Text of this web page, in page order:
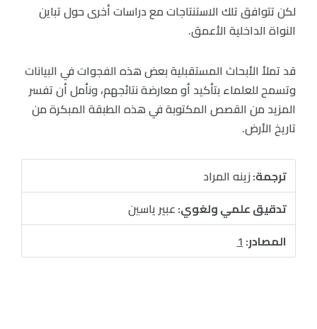
لكن تتوافق تلك الاستنتاجات مع دراسات أخرى حول تباين
النواة الداخلية الأعمق.
قد تملأ الأبحاث المستقبلية بعض هذه الفجوات في البيانات
وتسمح للعلماء بتأكيد أو معارضة نتائجهم، ونأمل أن تفسر
المزيد من القصص المكتوبة في هذه الطبقة المبكرة من
تاريخ الأرض.
ترجمة:زينه المراد
تدقيق علمي ولغوي:عبير ياسين
المصادر:1